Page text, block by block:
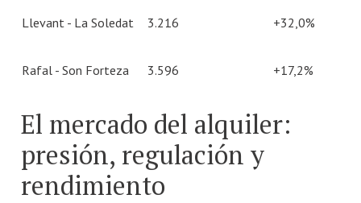
Llevant - La Soledat 3.216 +32,0%
Rafal - Son Forteza 3.596 +17,2%
El mercado del alquiler:
presión, regulación y
rendimiento